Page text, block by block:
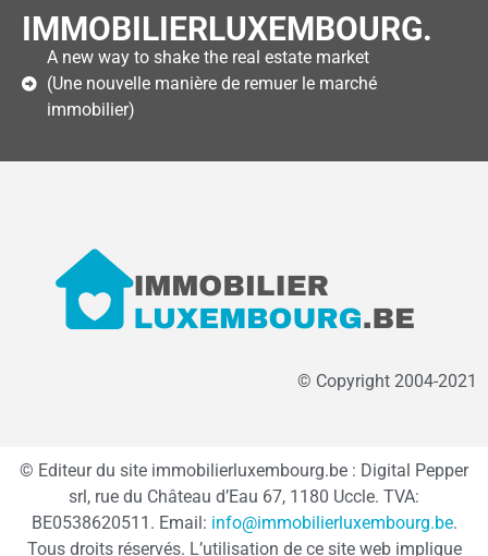
IMMOBILIERLUXEMBOURG.
A new way to shake the real estate market
(Une nouvelle manière de remuer le marché
immobilier)
© Copyright 2004-2021
© Editeur du site immobilierluxembourg.be : Digital Pepper
srl, rue du Château d’Eau 67, 1180 Uccle. TVA:
BE0538620511. Email: info@immobilierluxembourg.be.
Tous droits réservés. L’utilisation de ce site web implique